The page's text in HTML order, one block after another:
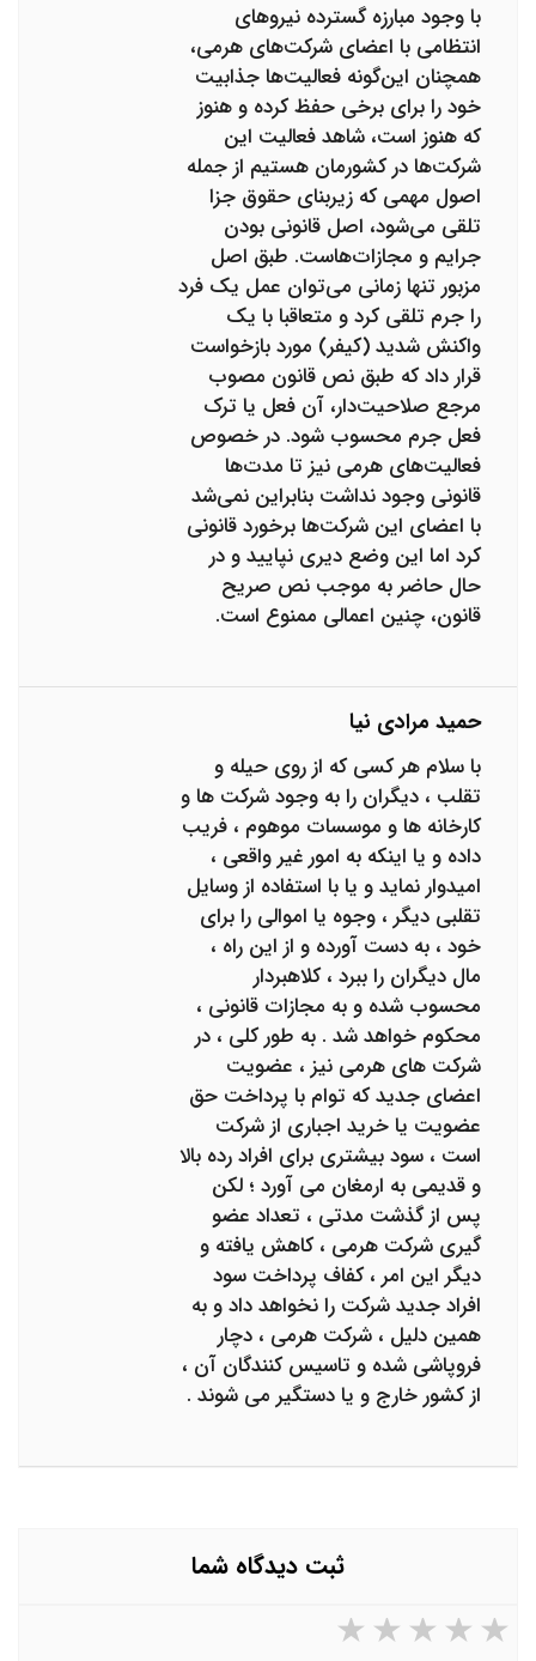
با وجود مبارزه گسترده نیروهای
انتظامی با اعضای شرکت‌های هرمی،
همچنان این‌گونه فعالیت‌ها جذابیت
خود را برای برخی حفظ کرده و هنوز
که هنوز است، شاهد فعالیت این
شرکت‌ها در کشورمان هستیم از جمله
اصول مهمی که زیربنای حقوق جزا
تلقی می‌شود، اصل قانونی بودن
جرایم و مجازات‌هاست. طبق اصل
مزبور تنها زمانی می‌توان عمل یک فرد
را جرم تلقی کرد و متعاقبا با یک
واکنش شدید (کیفر) مورد بازخواست
قرار داد که طبق نص قانون مصوب
مرجع صلاحیت‌دار، آن فعل یا ترک
فعل جرم محسوب شود. در خصوص
فعالیت‌های هرمی نیز تا مدت‌ها
قانونی وجود نداشت بنابراین نمی‌شد
با اعضای این شرکت‌ها برخورد قانونی
کرد اما این وضع دیری نپایید و در
حال حاضر به موجب نص صریح
قانون، چنین اعمالی ممنوع است.
حمید مرادی نیا
با سلام هر کسی که از روی حیله و
تقلب ، دیگران را به وجود شرکت ها و
کارخانه ها و موسسات موهوم ، فریب
داده و یا اینکه به امور غیر واقعی ،
امیدوار نماید و یا با استفاده از وسایل
تقلبی دیگر ، وجوه یا اموالی را برای
خود ، به دست آورده و از این راه ،
مال دیگران را ببرد ، کلاهبردار
محسوب شده و به مجازات قانونی ،
محکوم خواهد شد . به طور کلی ، در
شرکت های هرمی نیز ، عضویت
اعضای جدید که توام با پرداخت حق
عضویت یا خرید اجباری از شرکت
است ، سود بیشتری برای افراد رده بالا
و قدیمی به ارمغان می آورد ؛ لکن
پس از گذشت مدتی ، تعداد عضو
گیری شرکت هرمی ، کاهش یافته و
دیگر این امر ، کفاف پرداخت سود
افراد جدید شرکت را نخواهد داد و به
همین دلیل ، شرکت هرمی ، دچار
فروپاشی شده و تاسیس کنندگان آن ،
از کشور خارج و یا دستگیر می شوند .
ثبت دیدگاه شما
۵ ستاره از ۵ ۴ ستاره از ۵ ۳ ستاره از ۵ ۲ ستاره از ۵